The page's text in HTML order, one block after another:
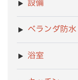
設備
ベランダ防水
浴室